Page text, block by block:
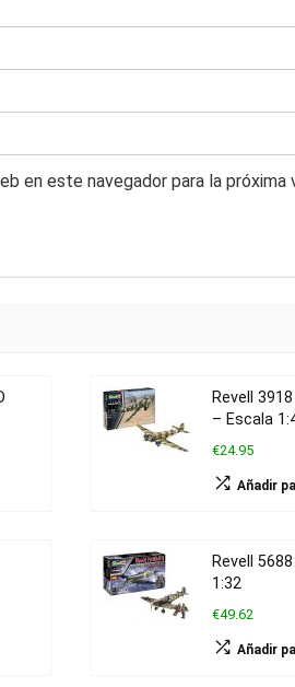
en este navegador para la próxima
Revell
– Escala
€24.95
Añadir
Revell
1:32
€49.62
Añadir